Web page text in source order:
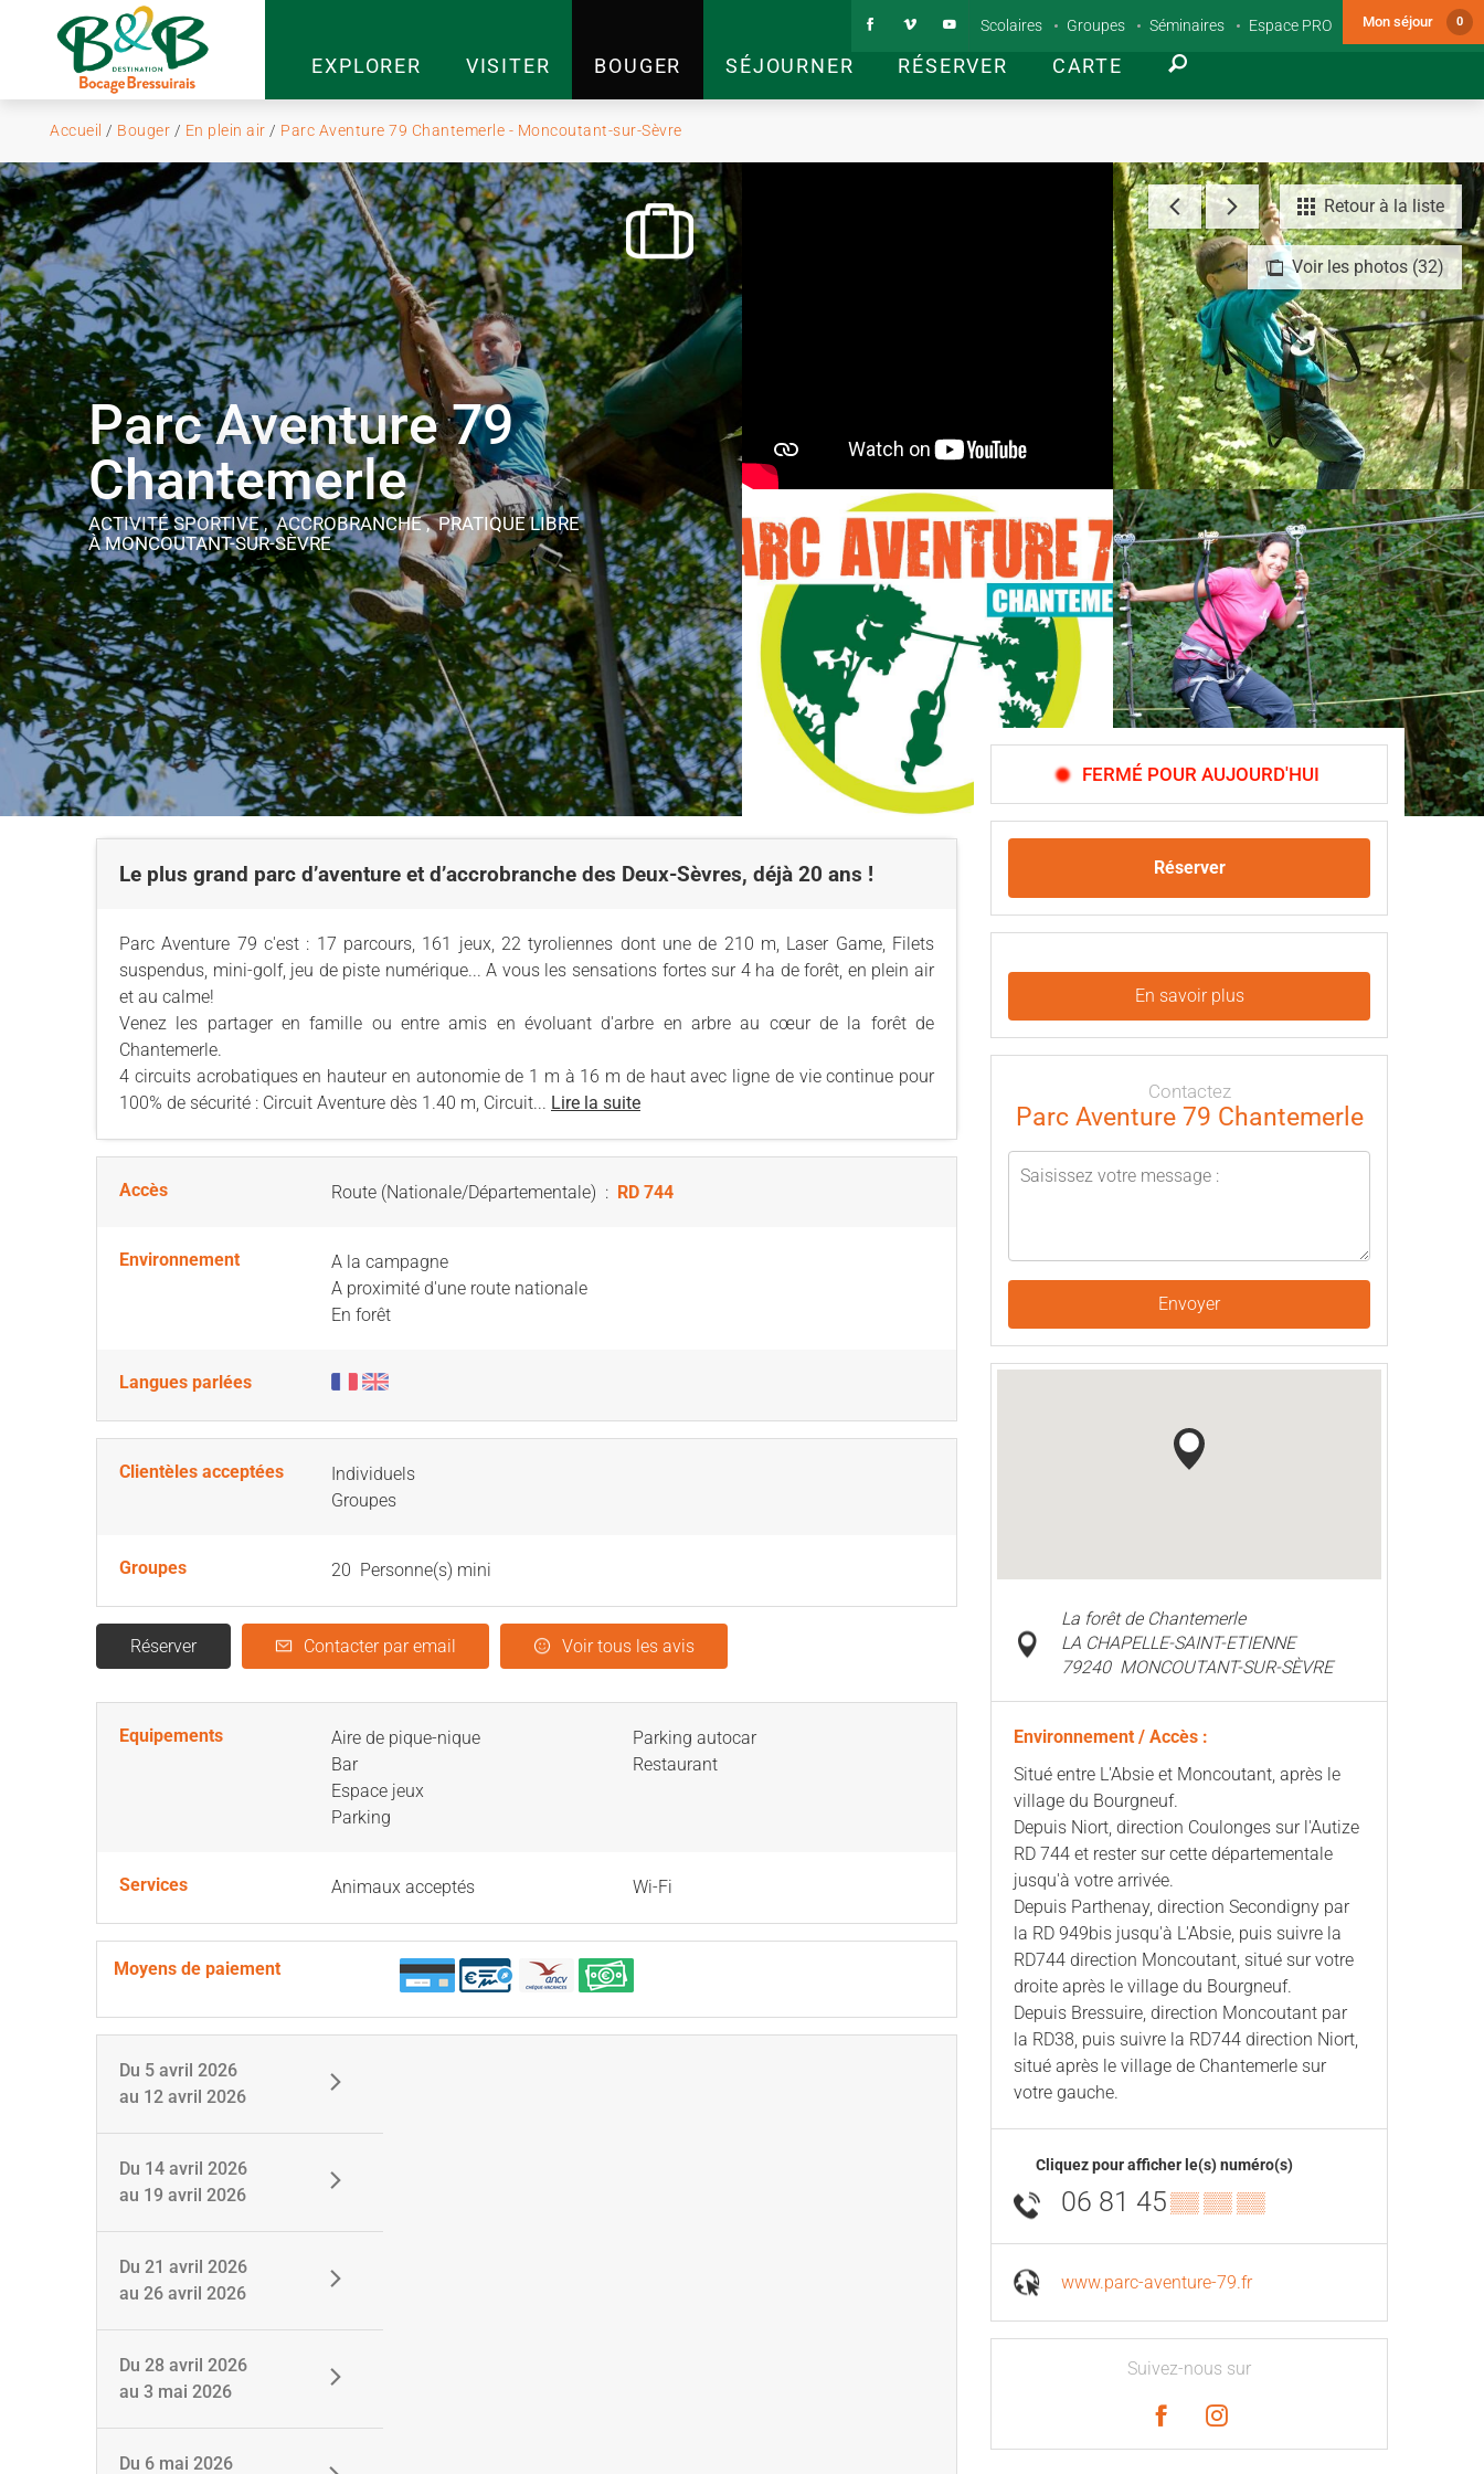
EXPLORER VISITER BOUGER SÉJOURNER RÉSERVER CARTE
Scolaires Groupes Séminaires Espace PRO Mon séjour 0
Accueil / Bouger / En plein air / Parc Aventure 79 Chantemerle - Moncoutant-sur-Sèvre
Voir les photos (32)
Retour à la liste
Parc Aventure 79
Chantemerle
ACTIVITÉ SPORTIVE , ACCROBRANCHE , PRATIQUE LIBRE
À MONCOUTANT-SUR-SÈVRE
Le plus grand parc d’aventure et d’accrobranche des Deux-Sèvres, déjà 20 ans !
Parc Aventure 79 c'est : 17 parcours, 161 jeux, 22 tyroliennes dont une de 210 m, Laser Game, Filets
suspendus, mini-golf, jeu de piste numérique... A vous les sensations fortes sur 4 ha de forêt, en plein air
et au calme!
Venez les partager en famille ou entre amis en évoluant d'arbre en arbre au cœur de la forêt de
Chantemerle.
4 circuits acrobatiques en hauteur en autonomie de 1 m à 16 m de haut avec ligne de vie continue pour
100% de sécurité : Circuit Aventure dès 1.40 m, Circuit... Lire la suite
Accès Route (Nationale/Départementale) : RD 744
Environnement
A la campagne
A proximité d'une route nationale
En forêt
Langues parlées
Clientèles acceptées
Individuels
Groupes
Groupes 20 Personne(s) mini
Réserver Contacter par email Voir tous les avis
Equipements
Aire de pique-nique
Bar
Espace jeux
Parking
Parking autocar
Restaurant
Services Animaux acceptés Wi-Fi
Moyens de paiement
Du 5 avril 2026
au 12 avril 2026
Du 14 avril 2026
au 19 avril 2026
Du 21 avril 2026
au 26 avril 2026
Du 28 avril 2026
au 3 mai 2026
Du 6 mai 2026
FERMÉ POUR AUJOURD'HUI
Réserver
En savoir plus
Contactez
Parc Aventure 79 Chantemerle
Envoyer
La forêt de Chantemerle
LA CHAPELLE-SAINT-ETIENNE
79240 MONCOUTANT-SUR-SÈVRE
Environnement / Accès :
Situé entre L'Absie et Moncoutant, après le
village du Bourgneuf.
Depuis Niort, direction Coulonges sur l'Autize
RD 744 et rester sur cette départementale
jusqu'à votre arrivée.
Depuis Parthenay, direction Secondigny par
la RD 949bis jusqu'à L'Absie, puis suivre la
RD744 direction Moncoutant, situé sur votre
droite après le village du Bourgneuf.
Depuis Bressuire, direction Moncoutant par
la RD38, puis suivre la RD744 direction Niort,
situé après le village de Chantemerle sur
votre gauche.
Cliquez pour afficher le(s) numéro(s)
06 81 45▒▒ ▒▒ ▒▒
www.parc-aventure-79.fr
Suivez-nous sur